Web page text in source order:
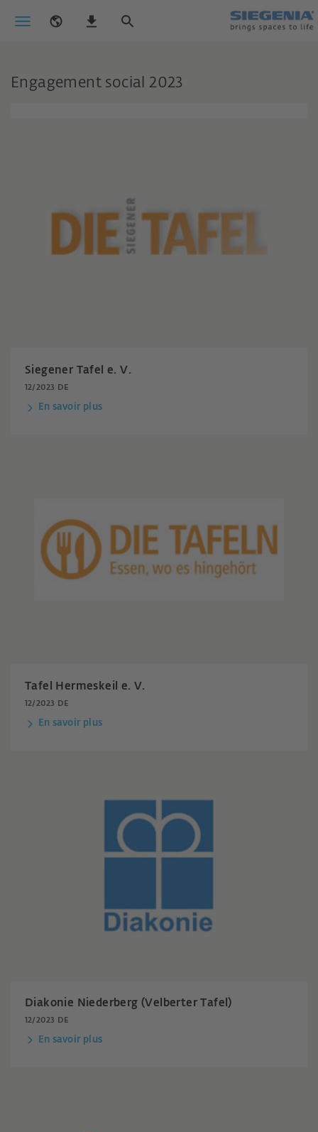
Engagement social 2023
Siegener Tafel e. V.
12/2023 DE
En savoir plus
Tafel Hermeskeil e. V.
12/2023 DE
En savoir plus
Diakonie Niederberg (Velberter Tafel)
12/2023 DE
En savoir plus